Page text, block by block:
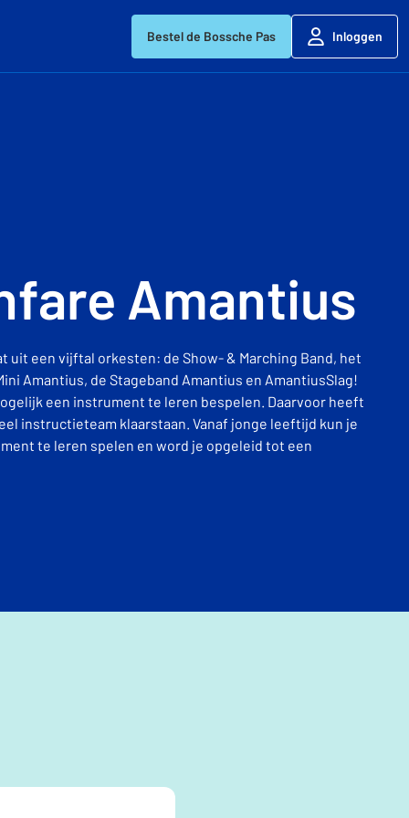
Bestel de Bossche Pas Inloggen
Amantius
uit een vijftal orkesten: de Show- & Marching Band, het
Amantius, de Stageband Amantius en AmantiusSlag!
een instrument te leren bespelen. Daarvoor heeft
instructieteam klaarstaan. Vanaf jonge leeftijd kun je
te leren spelen en word je opgeleid tot een